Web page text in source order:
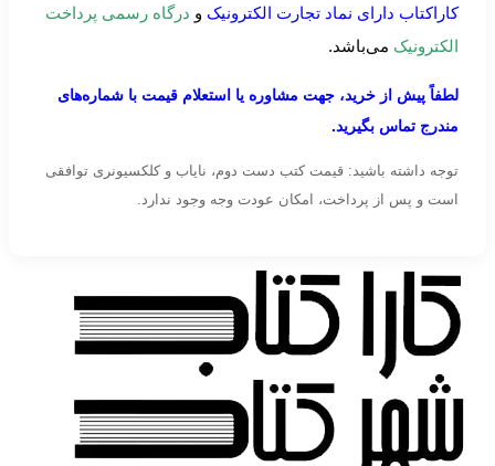
کاراکتاب دارای نماد تجارت الکترونیک و درگاه رسمی پرداخت
الکترونیک می‌باشد.
لطفاً پیش از خرید، جهت مشاوره یا استعلام قیمت با شماره‌های
مندرج تماس بگیرید.
توجه داشته باشید: قیمت کتب دست دوم، نایاب و کلکسیونری توافقی
است و پس از پرداخت، امکان عودت وجه وجود ندارد.